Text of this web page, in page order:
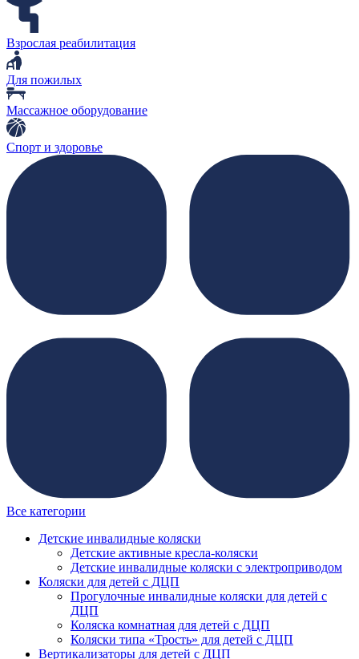
Взрослая реабилитация
Для пожилых
Массажное оборудование
Спорт и здоровье
Все категории
Детские инвалидные коляски
Детские активные кресла-коляски
Детские инвалидные коляски с электроприводом
Коляски для детей с ДЦП
Прогулочные инвалидные коляски для детей с
ДЦП
Коляска комнатная для детей с ДЦП
Коляски типа «Трость» для детей с ДЦП
Вертикализаторы для детей с ДЦП